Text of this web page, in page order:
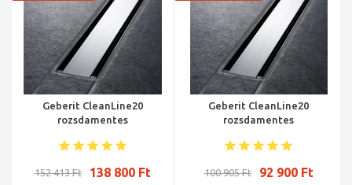
Geberit CleanLine20
rozsdamentes
elektropolírozott,
152 413 Ft 138 800 Ft
Geberit CleanLine20
rozsdamentes
elektropolírozott,
100 905 Ft 92 900 Ft